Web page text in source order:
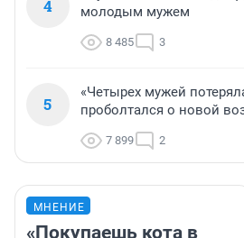
4
молодым мужем
8 485 3
5
«Четырех мужей
проболтался о новой
7 899 2
МНЕНИЕ
«Покупаешь кота в